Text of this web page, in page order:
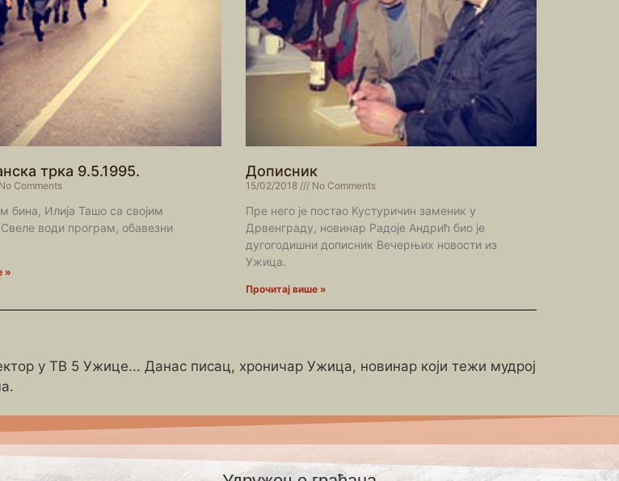
трка 9.5.1995.
No Comments
бина, Илија Ташо са својим
води програм, обавезни
»
Дописник
15/02/2018 No Comments
Пре него је постао Кустуричин заменик у
Дрвенграду, новинар Радоје Андрић био је
дугогодишни дописник Вечерњих новости из
Ужица.
Прочитај више »
у ТВ 5 Ужице... Данас писац, хроничар Ужица, новинар који тежи мудрој